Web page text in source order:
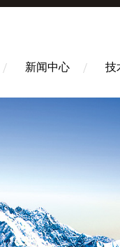
新闻中心 技